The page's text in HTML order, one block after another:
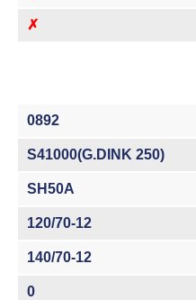
✗
0892
S41000(G.DINK 250)
SH50A
120/70-12
140/70-12
0